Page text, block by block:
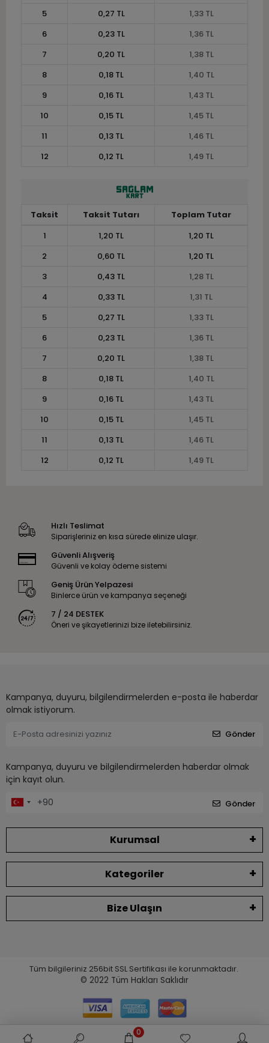
5
0,27 TL
1,33 TL
6
0,23 TL
1,36 TL
7
0,20 TL
1,38 TL
8
0,18 TL
1,40 TL
9
0,16 TL
1,43 TL
10
0,15 TL
1,45 TL
11
0,13 TL
1,46 TL
12
0,12 TL 1,49 TL
Taksit Taksit Tutarı
Toplam Tutar
1
1,20 TL
1,20 TL
2
0,60 TL
1,20 TL
3
0,43 TL
1,28 TL
4
0,33 TL
1,31 TL
5
0,27 TL
1,33 TL
6
0,23 TL
1,36 TL
7
0,20 TL
1,38 TL
8
0,18 TL
1,40 TL
9
0,16 TL
1,43 TL
10
0,15 TL
1,45 TL
11
0,13 TL
1,46 TL
12
0,12 TL 1,49 TL
Hızlı Teslimat
Siparişleriniz en kısa sürede elinize ulaşır.
Güvenli Alışveriş
Güvenli ve kolay ödeme sistemi
Geniş Ürün Yelpazesi
Binlerce ürün ve kampanya seçeneği
7 / 24 DESTEK
Öneri ve şikayetlerinizi bize iletebilirsiniz.
Kampanya, duyuru, bilgilendirmelerden e-posta ile haberdar
olmak istiyorum.
Gönder
Kampanya, duyuru ve bilgilendirmelerden haberdar olmak
için kayıt olun.
Gönder
Kurumsal
Kategoriler
Bize Ulaşın
Tüm bilgileriniz 256bit SSL Sertifikası ile korunmaktadır.
© 2022 Tüm Hakları Saklıdır
0